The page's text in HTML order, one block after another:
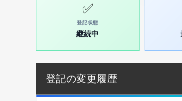
✅
登記状態
継続中
登記の変更履歴